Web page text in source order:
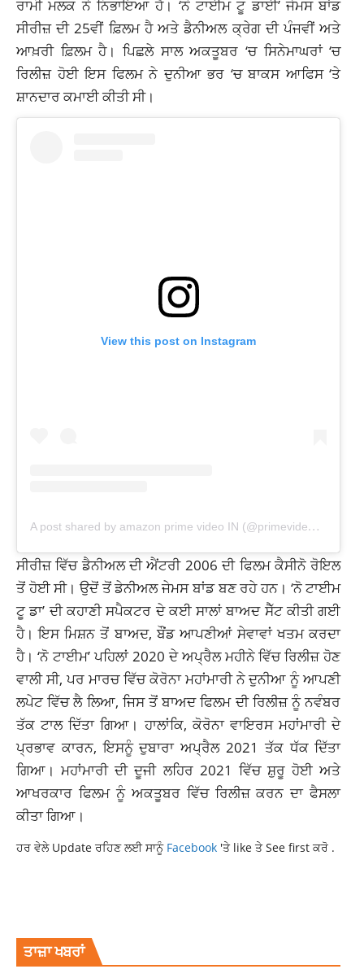
ਰਾਮੀ ਮਲਕ ਨੇ ਨਿਭਾਇਆ ਹੈ। ‘ਨੋ ਟਾਈਮ ਟੂ ਡਾਈ’ ਜੇਮਸ ਬਾਂਡ
ਸੀਰੀਜ਼ ਦੀ 25ਵੀਂ ਫ਼ਿਲਮ ਹੈ ਅਤੇ ਡੈਨੀਅਲ ਕ੍ਰੇਗ ਦੀ ਪੰਜਵੀਂ ਅਤੇ
ਆਖ਼ਰੀ ਫ਼ਿਲਮ ਹੈ। ਪਿਛਲੇ ਸਾਲ ਅਕਤੂਬਰ ‘ਚ ਸਿਨੇਮਾਘਰਾਂ ‘ਚ
ਰਿਲੀਜ਼ ਹੋਈ ਇਸ ਫਿਲਮ ਨੇ ਦੁਨੀਆ ਭਰ ‘ਚ ਬਾਕਸ ਆਫਿਸ ‘ਤੇ
ਸ਼ਾਨਦਾਰ ਕਮਾਈ ਕੀਤੀ ਸੀ।
View this post on Instagram
A
post shared by amazon prime video IN (@primevideoin)
ਸੀਰੀਜ਼ ਵਿੱਚ ਡੈਨੀਅਲ ਦੀ ਐਂਟਰੀ 2006 ਦੀ ਫਿਲਮ ਕੈਸੀਨੋ ਰੋਇਲ
ਤੋਂ ਹੋਈ ਸੀ। ਉਦੋਂ ਤੋਂ ਡੇਨੀਅਲ ਜੇਮਸ ਬਾਂਡ ਬਣ ਰਹੇ ਹਨ। ‘ਨੋ ਟਾਈਮ
ਟੂ ਡਾ’ ਦੀ ਕਹਾਣੀ ਸਪੈਕਟਰ ਦੇ ਕਈ ਸਾਲਾਂ ਬਾਅਦ ਸੈੱਟ ਕੀਤੀ ਗਈ
ਹੈ। ਇਸ ਮਿਸ਼ਨ ਤੋਂ ਬਾਅਦ, ਬੌਂਡ ਆਪਣੀਆਂ ਸੇਵਾਵਾਂ ਖਤਮ ਕਰਦਾ
ਹੈ। ‘ਨੋ ਟਾਈਮ’ ਪਹਿਲਾਂ 2020 ਦੇ ਅਪ੍ਰੈਲ ਮਹੀਨੇ ਵਿੱਚ ਰਿਲੀਜ਼ ਹੋਣ
ਵਾਲੀ ਸੀ, ਪਰ ਮਾਰਚ ਵਿੱਚ ਕੋਰੋਨਾਮਹਾਂਮਾਰੀਨੇ ਦੁਨੀਆ ਨੂੰ ਆਪਣੀ
ਲਪੇਟ ਵਿੱਚ ਲੈ ਲਿਆ, ਜਿਸ ਤੋਂ ਬਾਅਦ ਫਿਲਮ ਦੀ ਰਿਲੀਜ਼ ਨੂੰਨਵੰਬਰ
ਤੱਕ ਟਾਲ ਦਿੱਤਾ ਗਿਆ। ਹਾਲਾਂਕਿ, ਕੋਰੋਨਾ ਵਾਇਰਸ ਮਹਾਂਮਾਰੀ ਦੇ
ਪ੍ਰਭਾਵ ਕਾਰਨ, ਇਸਨੂੰ ਦੁਬਾਰਾ ਅਪ੍ਰੈਲ 2021 ਤੱਕ ਧੱਕ ਦਿੱਤਾ
ਗਿਆ। ਮਹਾਂਮਾਰੀ ਦੀ ਦੂਜੀ ਲਹਿਰ 2021 ਵਿੱਚ ਸ਼ੁਰੂ ਹੋਈ ਅਤੇ
ਆਖਰਕਾਰ ਫਿਲਮ ਨੂੰ ਅਕਤੂਬਰ ਵਿੱਚ ਰਿਲੀਜ਼ ਕਰਨ ਦਾ ਫੈਸਲਾ
ਕੀਤਾ ਗਿਆ।
ਹਰ ਵੇਲੇ Update ਰਹਿਣ ਲਈ ਸਾਨੂੰ Facebook 'ਤੇ like ਤੇ See first ਕਰੋ .
ਤਾਜ਼ਾ ਖਬਰਾਂ